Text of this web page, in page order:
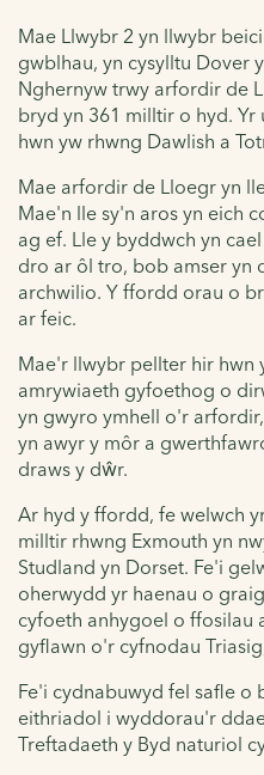
Mae Llwybr 2 yn llwybr
gwblhau, yn cysylltu Dover
Nghernyw trwy arfordir de
bryd yn 361 milltir o hyd.
hwn yw rhwng Dawlish a
Mae arfordir de Lloegr yn
Mae'n lle sy'n aros yn eich
ag ef. Lle y byddwch yn
dro ar ôl tro, bob amser yn
archwilio. Y ffordd orau o
ar feic.
Mae'r llwybr pellter hir hwn
amrywiaeth gyfoethog o
yn gwyro ymhell o'r
yn awyr y môr a
draws y dŵr.
Ar hyd y ffordd, fe welwch
milltir rhwng Exmouth yn
Studland yn Dorset. Fe'i
oherwydd yr haenau o
cyfoeth anhygoel o ffosilau
gyflawn o'r cyfnodau
Fe'i cydnabuwyd fel safle
eithriadol i wyddorau'r
Treftadaeth y Byd naturiol